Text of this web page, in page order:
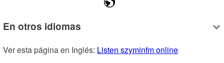
En otros idiomas
Ver esta página en Inglés: Listen szyminfm online